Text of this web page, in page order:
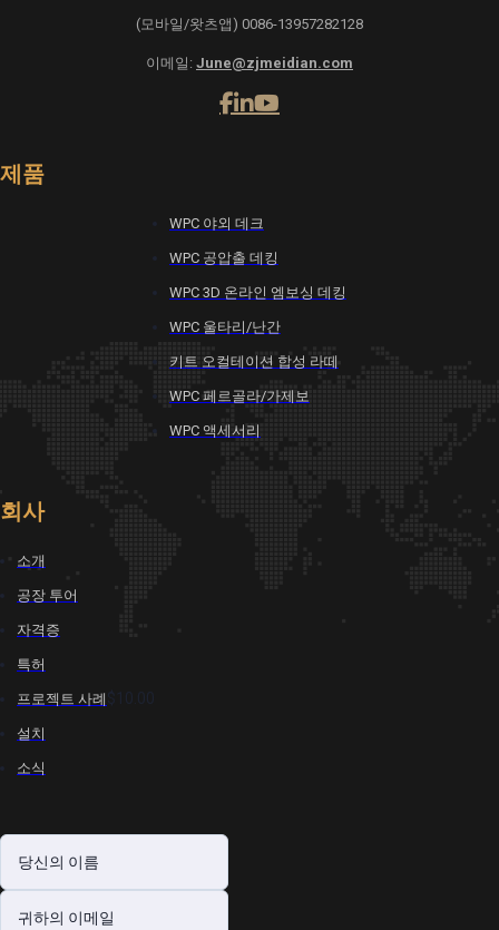
(모바일/왓츠앱) 0086-13957282128
이메일: June@zjmeidian.com
제품
WPC 야외 데크
WPC 공압출 데킹
WPC 3D 온라인 엠보싱 데킹
WPC 울타리/난간
키트 오컬테이션 합성 라떼
WPC 페르골라/가제보
WPC 액세서리
회사
소개
공장 투어
자격증
특허
프로젝트 사례 $10.00
설치
소식